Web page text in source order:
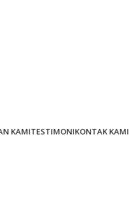
KAMITESTIMONIKONTAK KAMI